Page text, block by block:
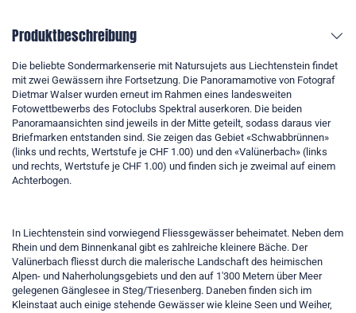
Produktbeschreibung
Die beliebte Sondermarkenserie mit Natursujets aus Liechtenstein findet
mit zwei Gewässern ihre Fortsetzung. Die Panoramamotive von Fotograf
Dietmar Walser wurden erneut im Rahmen eines landesweiten
Fotowettbewerbs des Fotoclubs Spektral auserkoren. Die beiden
Panoramaansichten sind jeweils in der Mitte geteilt, sodass daraus vier
Briefmarken entstanden sind. Sie zeigen das Gebiet «Schwabbrünnen»
(links und rechts, Wertstufe je CHF 1.00) und den «Valünerbach» (links
und rechts, Wertstufe je CHF 1.00) und finden sich je zweimal auf einem
Achterbogen.
In Liechtenstein sind vorwiegend Fliessgewässer beheimatet. Neben dem
Rhein und dem Binnenkanal gibt es zahlreiche kleinere Bäche. Der
Valünerbach fliesst durch die malerische Landschaft des heimischen
Alpen- und Naherholungsgebiets und den auf 1'300 Metern über Meer
gelegenen Gänglesee in Steg/Triesenberg. Daneben finden sich im
Kleinstaat auch einige stehende Gewässer wie kleine Seen und Weiher,